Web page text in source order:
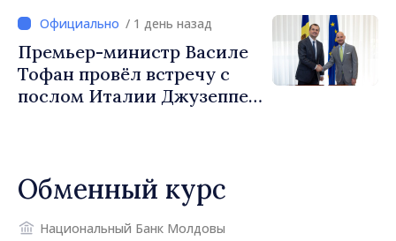
посол Турции Уйгар
Мустафа Сертел/ 1 день назад
Премьер-министр Василе
Тофан провёл встречу с
послом Италии Джузеппе
Обменный курс
Национальный Банк Молдовы